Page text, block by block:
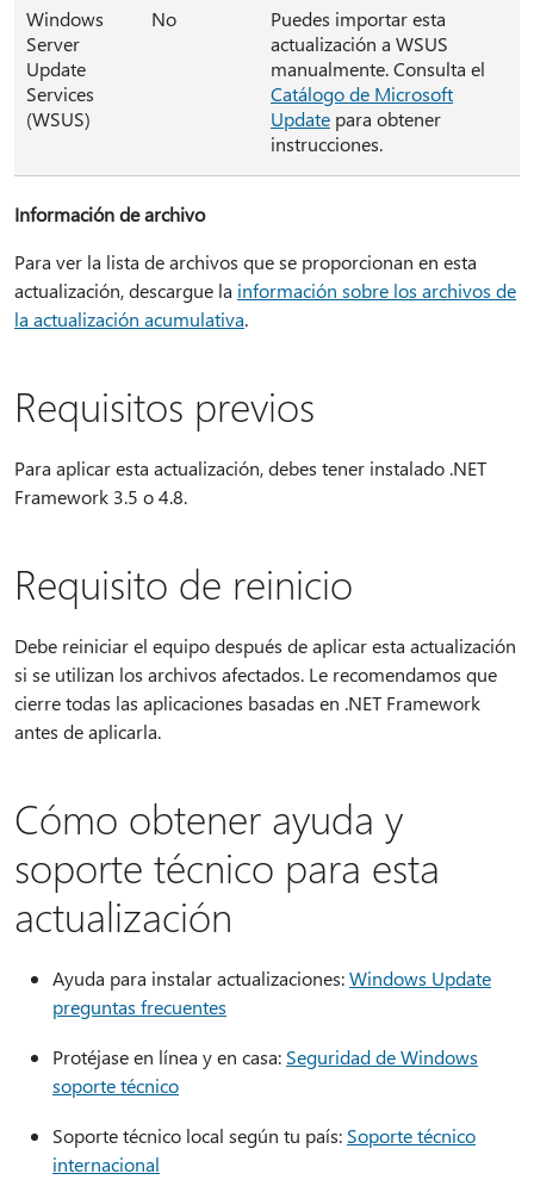
Windows
Server
Update
Services
(WSUS)
No
Puedes importar esta
actualización a WSUS
manualmente. Consulta el
Catálogo de Microsoft
Update para obtener
instrucciones.
Información de archivo
Para ver la lista de archivos que se proporcionan en esta
actualización, descargue la información sobre los archivos de
la actualización acumulativa.
Requisitos previos
Para aplicar esta actualización, debes tener instalado .NET
Framework 3.5 o 4.8.
Requisito de reinicio
Debe reiniciar el equipo después de aplicar esta actualización
si se utilizan los archivos afectados. Le recomendamos que
cierre todas las aplicaciones basadas en .NET Framework
antes de aplicarla.
Cómo obtener ayuda y
soporte técnico para esta
actualización
Ayuda para instalar actualizaciones:Windows Update
preguntas frecuentes
Protéjase en línea y en casa: Seguridad de Windows
soporte técnico
Soporte técnico local según tu país: Soporte técnico
internacional